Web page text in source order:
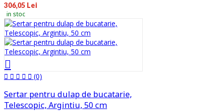
306,05 Lei
in stoc
(0)
Sertar pentru dulap de bucatarie,
Telescopic, Argintiu, 50 cm